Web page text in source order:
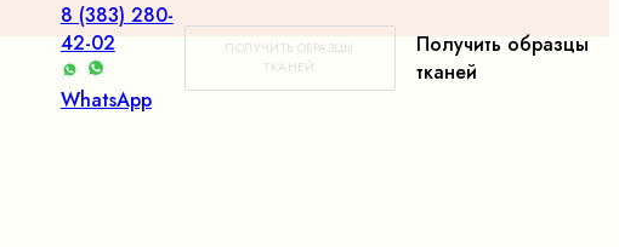
8 (383) 280-
42-02
WhatsApp
ПОЛУЧИТЬ ОБРАЗЦЫ
ТКАНЕЙ
Получить образцы
тканей